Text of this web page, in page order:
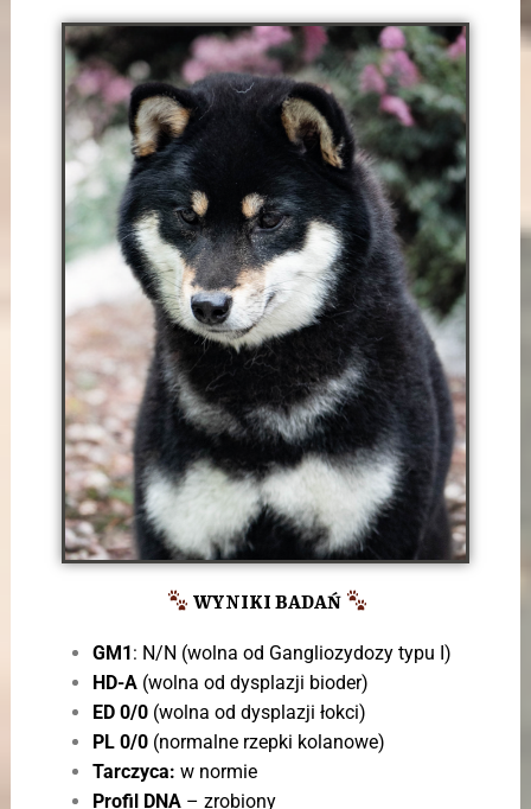
WYNIKI BADAŃ
GM1: N/N (wolna od Gangliozydozy typu I)
HD-A (wolna od dysplazji bioder)
ED 0/0 (wolna od dysplazji łokci)
PL 0/0 (normalne rzepki kolanowe)
Tarczyca: w normie
Profil DNA – zrobiony